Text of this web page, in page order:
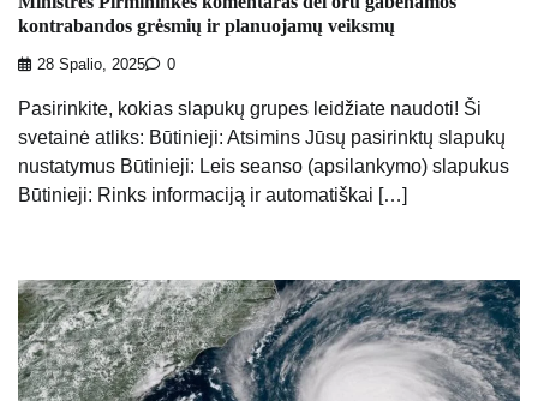
kontrabandos grėsmių ir planuojamų veiksmų
28 Spalio, 2025 0
Pasirinkite, kokias slapukų grupes leidžiate naudoti! Ši
svetainė atliks: Būtinieji: Atsimins Jūsų pasirinktų slapukų
nustatymus Būtinieji: Leis seanso (apsilankymo) slapukus
Būtinieji: Rinks informaciją ir automatiškai […]